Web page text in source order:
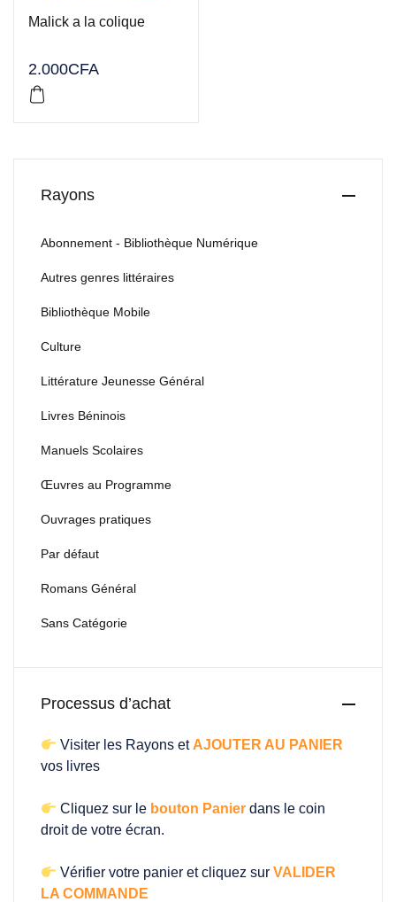
Malick a la colique
2.000CFA
Rayons
Abonnement - Bibliothèque Numérique
Autres genres littéraires
Bibliothèque Mobile
Culture
Littérature Jeunesse Général
Livres Béninois
Manuels Scolaires
Œuvres au Programme
Ouvrages pratiques
Par défaut
Romans Général
Sans Catégorie
Processus d’achat
Visiter les Rayons et AJOUTER AU PANIER
vos livres
Cliquez sur le bouton Panier dans le coin
droit de votre écran.
Vérifier votre panier et cliquez surVALIDER
LA COMMANDE